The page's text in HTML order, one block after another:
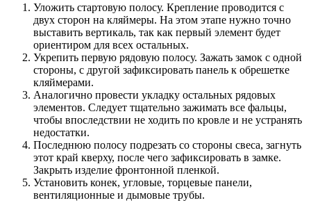
Уложить стартовую полосу. Крепление проводится с
двух сторон на кляймеры. На этом этапе нужно точно
выставить вертикаль, так как первый элемент будет
ориентиром для всех остальных.
Укрепить первую рядовую полосу. Зажать замок с одной
стороны, с другой зафиксировать панель к обрешетке
кляймерами.
Аналогично провести укладку остальных рядовых
элементов. Следует тщательно зажимать все фальцы,
чтобы впоследствии не ходить по кровле и не устранять
недостатки.
Последнюю полосу подрезать со стороны свеса, загнуть
этот край кверху, после чего зафиксировать в замке.
Закрыть изделие фронтонной пленкой.
Установить конек, угловые, торцевые панели,
вентиляционные и дымовые трубы.